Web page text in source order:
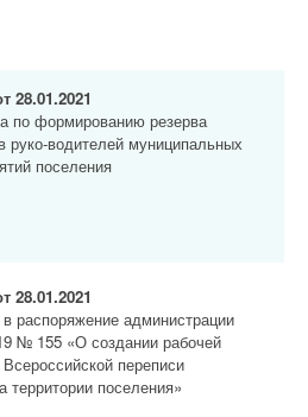
28.01.2021
по формированию резерва
руко-водителей муниципальных
поселения
28.01.2021
распоряжение администрации
№ 155 «О создании рабочей
переписи
территории поселения»